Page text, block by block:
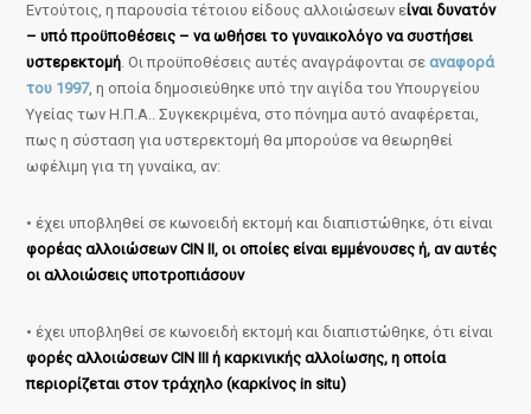
Εντούτοις, η παρουσία τέτοιου είδους αλλοιώσεων είναι δυνατόν
– υπό προϋποθέσεις – να ωθήσει το γυναικολόγο να συστήσει
υστερεκτομή. Οι προϋποθέσεις αυτές αναγράφονται σε αναφορά
του 1997, η οποία δημοσιεύθηκε υπό την αιγίδα του Υπουργείου
Υγείας των Η.Π.Α.. Συγκεκριμένα, στο πόνημα αυτό αναφέρεται,
πως η σύσταση για υστερεκτομή θα μπορούσε να θεωρηθεί
ωφέλιμη για τη γυναίκα, αν:
• έχει υποβληθεί σε κωνοειδή εκτομή και διαπιστώθηκε, ότι είναι
φορέας αλλοιώσεων CIN II, οι οποίες είναι εμμένουσες ή, αν αυτές
οι αλλοιώσεις υποτροπιάσουν
• έχει υποβληθεί σε κωνοειδή εκτομή και διαπιστώθηκε, ότι είναι
φορές αλλοιώσεων CIN III ή καρκινικής αλλοίωσης, η οποία
περιορίζεται στον τράχηλο (καρκίνος in situ)